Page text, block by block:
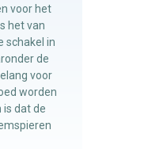
voor het
het van
schakel in
de
voor
worden
dat de